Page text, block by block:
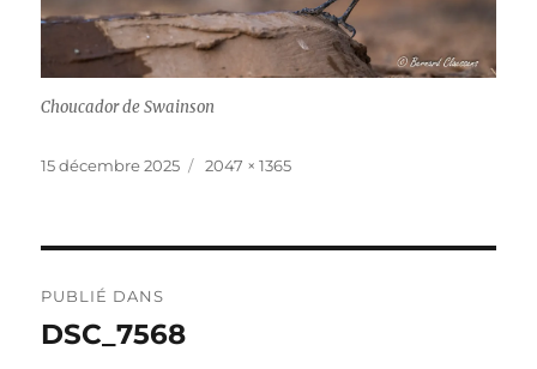
Choucador de Swainson
Publié
15 décembre 2025
Taille
2047 × 1365
de
PUBLIÉ DANS
DSC_7568